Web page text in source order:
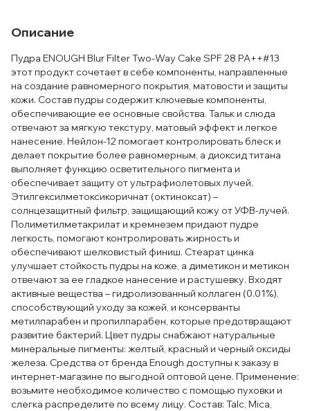
Описание
Пудра ENOUGH Blur Filter Two-Way Cake SPF 28 PA++#13
этот продукт сочетает в себе компоненты, направленные
на создание равномерного покрытия, матовости и защиты
кожи. Состав пудры содержит ключевые компоненты,
обеспечивающие ее основные свойства. Тальк и слюда
отвечают за мягкую текстуру, матовый эффект и легкое
нанесение. Нейлон-12 помогает контролировать блеск и
делает покрытие более равномерным, а диоксид титана
выполняет функцию осветительного пигмента и
обеспечивает защиту от ультрафиолетовых лучей.
Этилгексилметоксикоричнат (октиноксат) –
солнцезащитный фильтр, защищающий кожу от УФB-лучей.
Полиметилметакрилат и кремнезем придают пудре
легкость, помогают контролировать жирность и
обеспечивают шелковистый финиш. Стеарат цинка
улучшает стойкость пудры на коже, а диметикон и метикон
отвечают за ее гладкое нанесение и растушевку. Входят
активные вещества – гидролизованный коллаген (0.01%),
способствующий уходу за кожей, и консерванты
метилпарабен и пропилпарабен, которые предотвращают
развитие бактерий. Цвет пудры снабжают натуральные
минеральные пигменты: желтый, красный и черный оксиды
железа. Средства от бренда Enough доступны к заказу в
интернет-магазине по выгодной оптовой цене. Применение:
возьмите необходимое количество с помощью пуховки и
слегка распределите по всему лицу. Состав: Talc, Mica,